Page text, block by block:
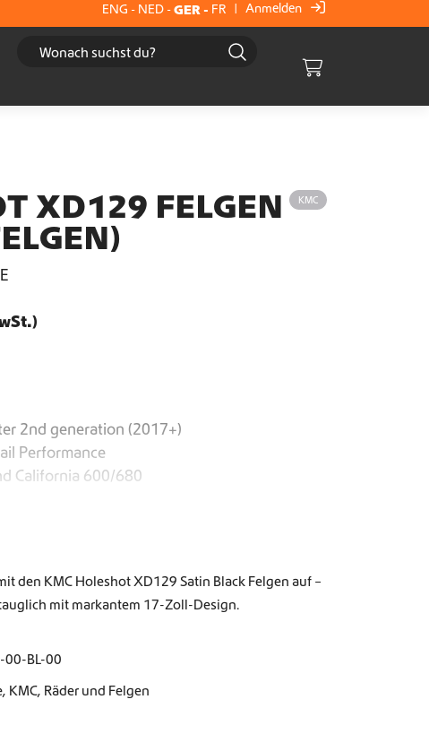
ENG - NED -GER - FR | Anmelden
Cart
XD129 FELGEN
KMC
2nd generation (2017+)
Performance
California 600/680
den KMC Holeshot XD129 Satin Black Felgen auf –
mit markantem 17-Zoll-Design.
00-BL-00
, KMC, Räder und Felgen